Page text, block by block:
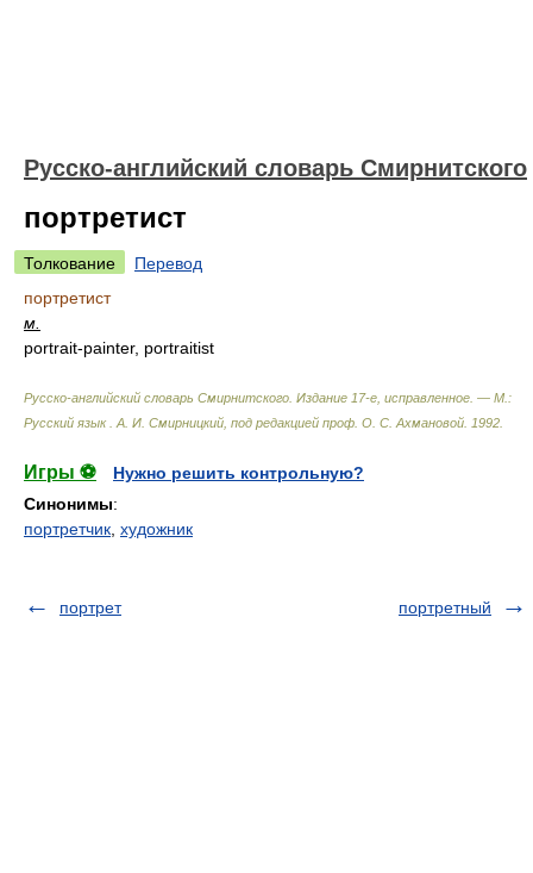
Русско-английский словарь Смирнитского
портретист
Толкование
Перевод
портретист
м.
portrait-painter, portraitist
Русско-английский словарь Смирнитского. Издание 17-е, исправленное. — М.:
Русский язык
А. И. Смирницкий, под редакцией проф. О. С. Ахмановой 1992
Игры ⚽
Нужно решить контрольную?
Синонимы:
портретчик художник
портрет портретный